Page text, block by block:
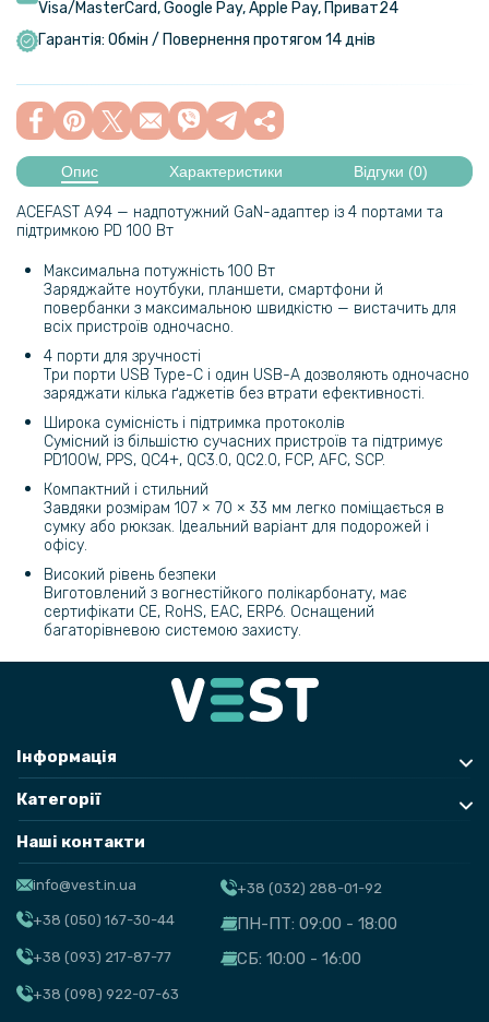
Visa/MasterСard, Google Pay, Apple Pay, Приват24
Гарантія: Обмін / Повернення протягом 14 днів
Опис Характеристики Відгуки (0)
ACEFAST A94 — надпотужний GaN-адаптер із 4 портами та
підтримкою PD 100 Вт
Максимальна потужність 100 Вт
Заряджайте ноутбуки, планшети, смартфони й
повербанки з максимальною швидкістю — вистачить для
всіх пристроїв одночасно.
4 порти для зручності
Три порти USB Type-C і один USB-A дозволяють одночасно
заряджати кілька ґаджетів без втрати ефективності.
Широка сумісність і підтримка протоколів
Сумісний із більшістю сучасних пристроїв та підтримує
PD100W, PPS, QC4+, QC3.0, QC2.0, FCP, AFC, SCP.
Компактний і стильний
Завдяки розмірам 107 × 70 × 33 мм легко поміщається в
сумку або рюкзак. Ідеальний варіант для подорожей і
офісу.
Високий рівень безпеки
Виготовлений з вогнестійкого полікарбонату, має
сертифікати CE, RoHS, EAC, ERP6. Оснащений
багаторівневою системою захисту.
Інформація
Категорії
Наші контакти
info@vest.in.ua
+38 (050) 167-30-44
+38 (093) 217-87-77
+38 (098) 922-07-63
+38 (032) 288-01-92
ПН-ПТ: 09:00 - 18:00
СБ: 10:00 - 16:00